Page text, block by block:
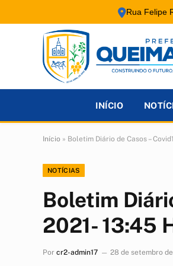
Rua Felipe
INÍCIO
Início » Boletim Diário de Casos –
NOTÍCIAS
Boletim
2021- 13:45
Por cr2-admin17 28 de setembro de